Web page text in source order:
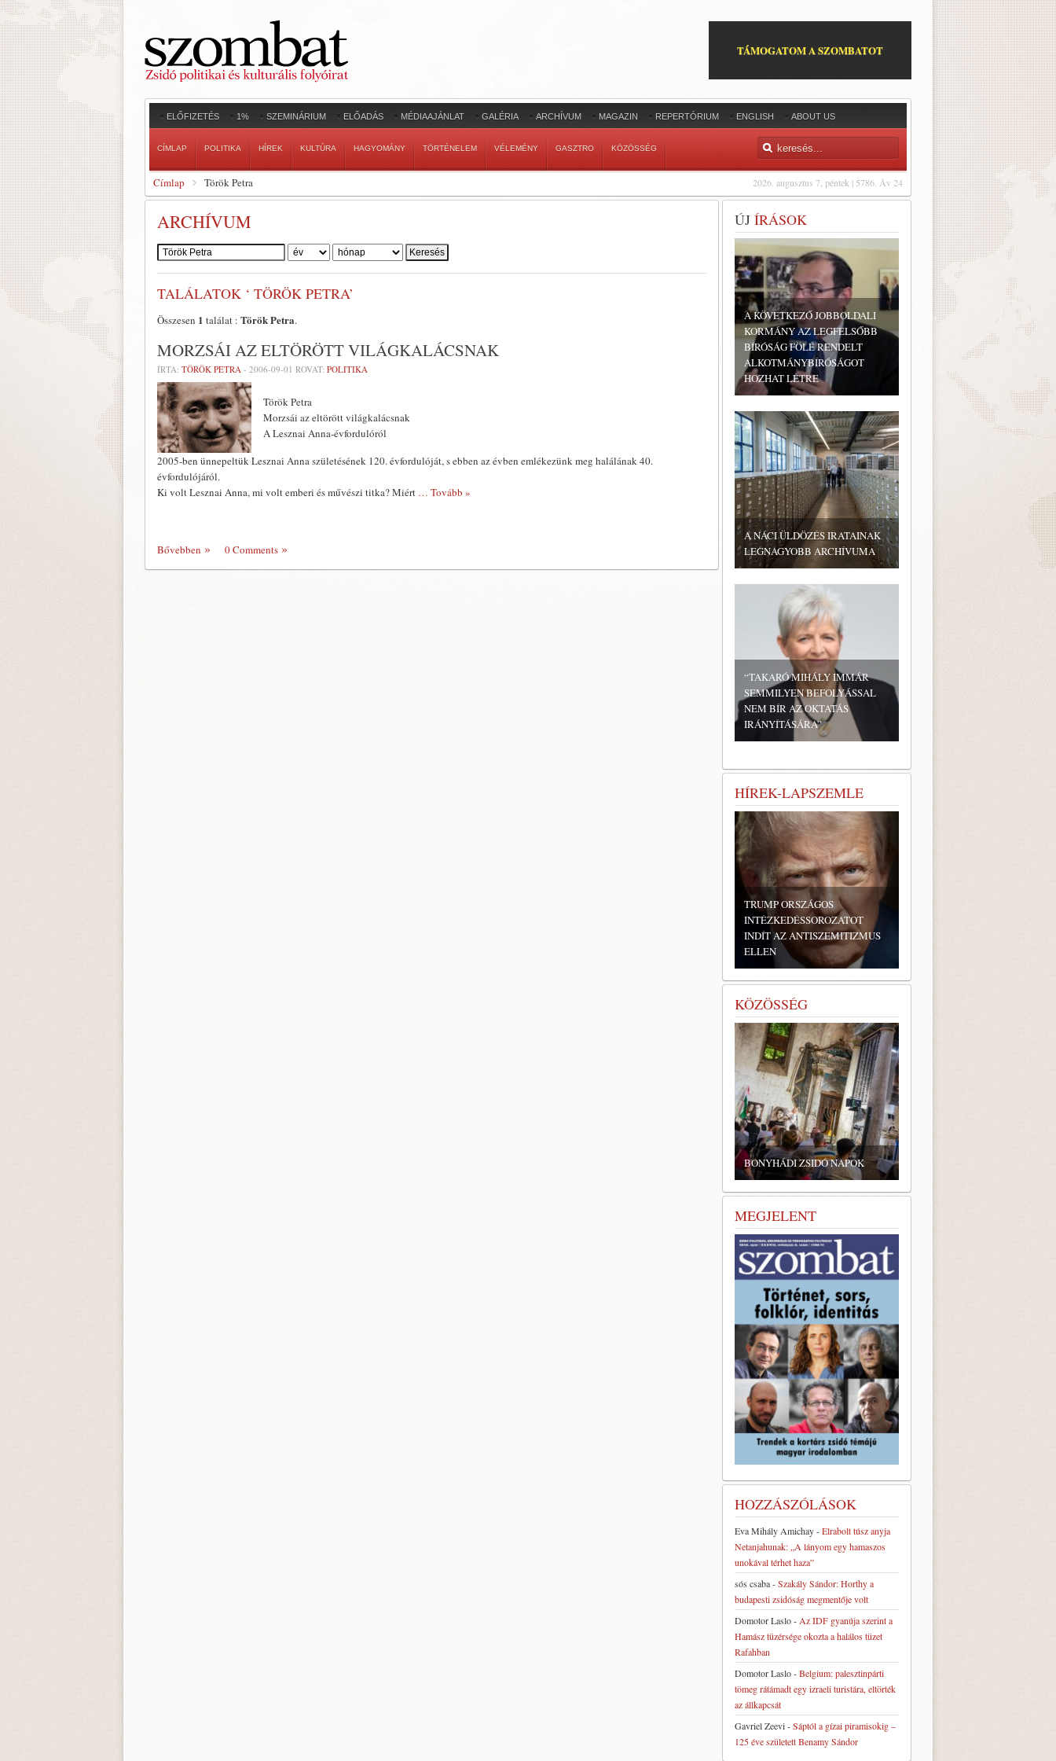
TÁMOGATOM A SZOMBATOT
ELŐFIZETÉS 1% SZEMINÁRIUM ELŐADÁS MÉDIAAJÁNLAT GALÉRIA ARCHÍVUM MAGAZIN REPERTÓRIUM ENGLISH ABOUT US
CÍMLAP POLITIKA HÍREK KULTÚRA HAGYOMÁNY TÖRTÉNELEM VÉLEMÉNY GASZTRO KÖZÖSSÉG
2026. augusztus 7, péntek | 5786. Áv 24
Címlap Török Petra
ARCHÍVUM
Szerző:
TALÁLATOK ‘ TÖRÖK PETRA’
Összesen 1 találat : Török Petra.
MORZSÁI AZ ELTÖRÖTT VILÁGKALÁCSNAK
ÍRTA: TÖRÖK PETRA - 2006-09-01 ROVAT: POLITIKA
Török Petra
Morzsái az eltörött világkalácsnak
A Lesznai Anna-évfordulóról
2005-ben ünnepeltük Lesznai Anna születésének 120. évfordulóját, s eb­ben az évben emlékezünk meg halálá­nak 40.
évfordulójáról.
Ki volt Lesznai Anna, mi volt em­beri és művészi titka? Miért … Tovább »
Bővebben 0 Comments
ÚJ ÍRÁSOK
A KÖVETKEZŐ JOBBOLDALI
KORMÁNY AZ LEGFELSŐBB
BÍRÓSÁG FÖLÉ RENDELT
ALKOTMÁNYBÍRÓSÁGOT
HOZHAT LÉTRE
A NÁCI ÜLDÖZÉS IRATAINAK
LEGNAGYOBB ARCHÍVUMA
“TAKARÓ MIHÁLY IMMÁR
SEMMILYEN BEFOLYÁSSAL
NEM BÍR AZ OKTATÁS
IRÁNYÍTÁSÁRA”
HÍREK-LAPSZEMLE
TRUMP ORSZÁGOS
INTÉZKEDÉSSOROZATOT
INDÍT AZ ANTISZEMITIZMUS
ELLEN
KÖZÖSSÉG
BONYHÁDI ZSIDÓ NAPOK
MEGJELENT
HOZZÁSZÓLÁSOK
Eva Mihály Amichay-Elrabolt túsz anyja
Netanjahunak: „A lányom egy hamaszos
unokával térhet haza”
sós csaba-Szakály Sándor: Horthy a
budapesti zsidóság megmentője volt
Domotor Laslo- Az IDF gyanúja szerint a
Hamász tüzérsége okozta a halálos tüzet
Rafahban
Domotor Laslo-Belgium: palesztinpárti
tömeg rátámadt egy izraeli turistára, eltörték
az állkapcsát
Gavriel Zeevi-Sáptól a gízai piramisokig –
125 éve született Benamy Sándor